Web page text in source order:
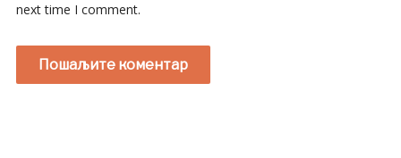
next time I comment.